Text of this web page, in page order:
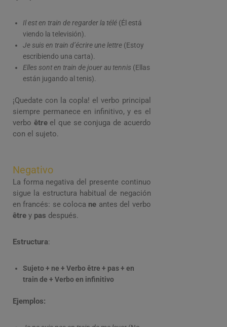
Il est en train de regarder la télé (Él está
viendo la televisión).
Je suis en train d’écrire une lettre (Estoy
escribiendo una carta).
Elles sont en train de jouer au tennis (Ellas
están jugando al tenis).
¡Quedate con la copla! el verbo principal
siempre permanece en infinitivo, y es el
verbo êtreel que se conjuga de acuerdo
con el sujeto.
Negativo
La forma negativa del presente continuo
sigue la estructura habitual de negación
en francés: se coloca ne antes del verbo
être y pas después.
Estructura:
Sujeto + ne + Verbo être + pas + en
train de + Verbo en infinitivo
Ejemplos: